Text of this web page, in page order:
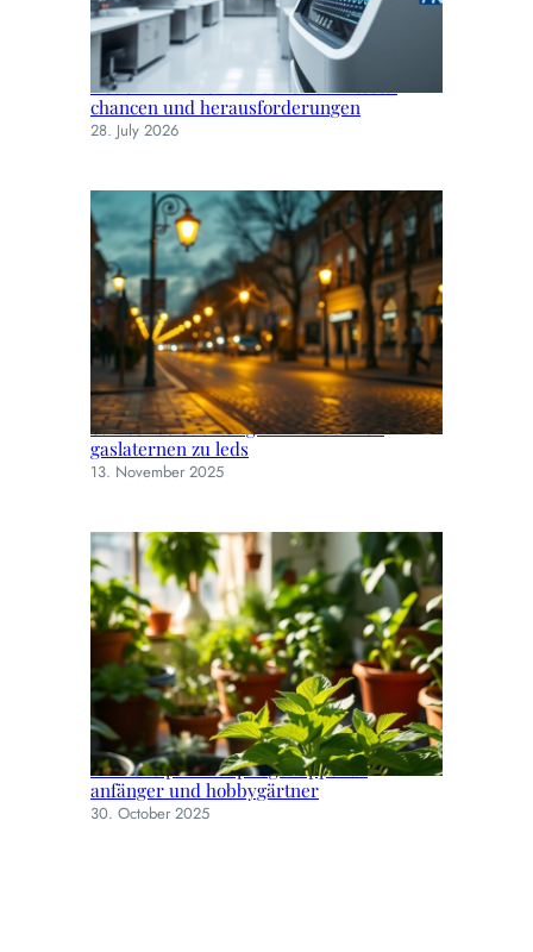
Neue familienbande durch dna-tests:
chancen und herausforderungen
28. July 2026
Straßenbeleuchtung im wandel: von
gaslaternen zu leds
13. November 2025
Einfache pflanzenpflege: tipps für
anfänger und hobbygärtner
30. October 2025